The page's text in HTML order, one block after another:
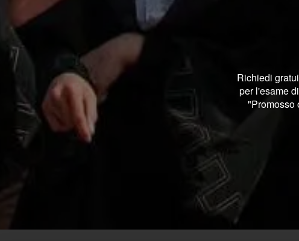
Richiedi
per l'esame
"Promosso